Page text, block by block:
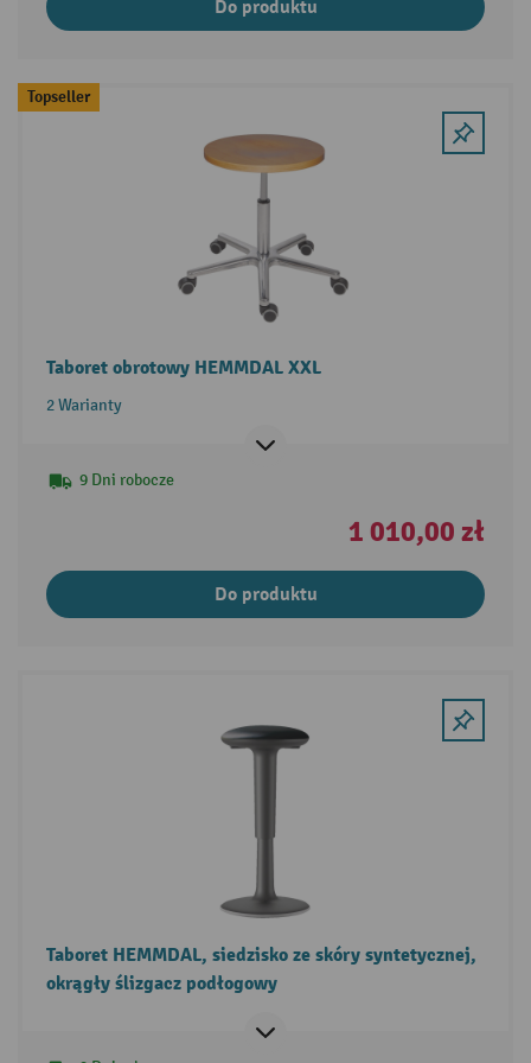
Do produktu
Topseller
Taboret obrotowy HEMMDAL XXL
2 Warianty
9 Dni robocze
1 010,00 zł
Do produktu
Taboret HEMMDAL, siedzisko ze skóry syntetycznej,
okrągły ślizgacz podłogowy